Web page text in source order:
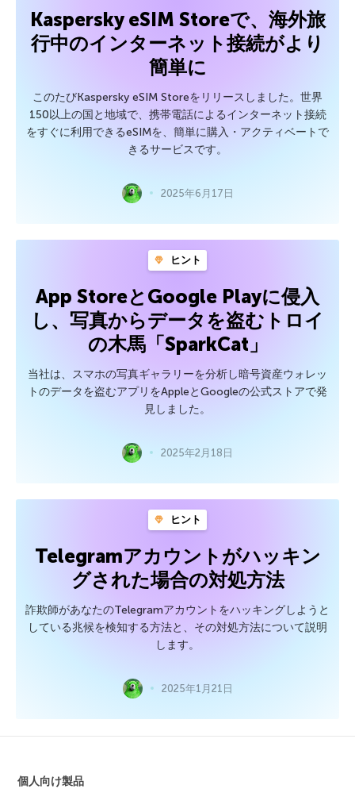
Kaspersky eSIM Storeで、海外旅
行中のインターネット接続がより
簡単に
このたびKaspersky eSIM Storeをリリースしました。世界
150以上の国と地域で、携帯電話によるインターネット接続
をすぐに利用できるeSIMを、簡単に購入・アクティベートで
きるサービスです。
2025年6月17日
ヒント
App StoreとGoogle Playに侵入
し、写真からデータを盗むトロイ
の木馬「SparkCat」
当社は、スマホの写真ギャラリーを分析し暗号資産ウォレッ
トのデータを盗むアプリをAppleとGoogleの公式ストアで発
見しました。
2025年2月18日
ヒント
Telegramアカウントがハッキン
グされた場合の対処方法
詐欺師があなたのTelegramアカウントをハッキングしようと
している兆候を検知する方法と、その対処方法について説明
します。
2025年1月21日
個人向け製品